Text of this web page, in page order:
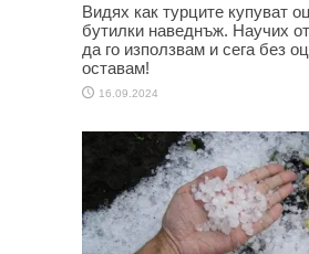
Видях как турците купуват
бутилки наведнъж. Научих
да го използвам и сега без
оставам!
16.09.2024